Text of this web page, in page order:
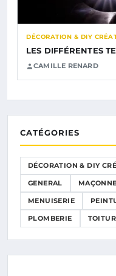
DÉCORATION & DIY
LES DIFFÉRENTES
CAMILLE RENARD
CATÉGORIES
DÉCORATION & DIY
GENERAL
MENUISERIE
PLOMBERIE